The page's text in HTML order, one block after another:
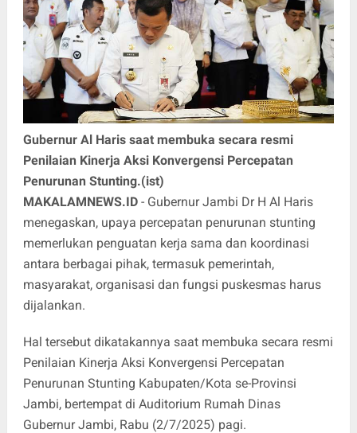
Gubernur Al Haris saat membuka secara resmi
Penilaian Kinerja Aksi Konvergensi Percepatan
Penurunan Stunting.(ist)
MAKALAMNEWS.ID - Gubernur Jambi Dr H Al Haris
menegaskan, upaya percepatan penurunan stunting
memerlukan penguatan kerja sama dan koordinasi
antara berbagai pihak, termasuk pemerintah,
masyarakat, organisasi dan fungsi puskesmas harus
dijalankan.
Hal tersebut dikatakannya saat membuka secara resmi
Penilaian Kinerja Aksi Konvergensi Percepatan
Penurunan Stunting Kabupaten/Kota se-Provinsi
Jambi, bertempat di Auditorium Rumah Dinas
Gubernur Jambi, Rabu (2/7/2025) pagi.